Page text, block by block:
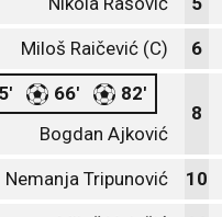
Miloš Raičević (C) 6
66'
82'
Bogdan Ajković
8
Nemanja Tripunović 10